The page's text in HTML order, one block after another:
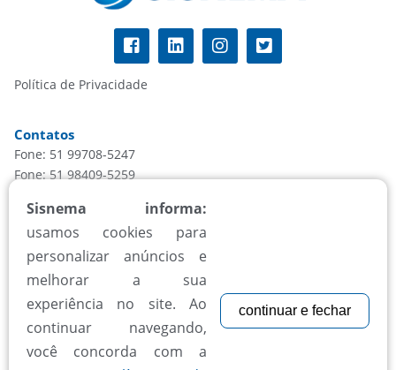
Política de Privacidade
Contatos
Fone: 51 99708-5247
Fone: 51 98409-5259
Segunda à sexta, das 8h às 18h
Aceitamos todos cartões
Sisnema informa:
usamos cookies para
personalizar anúncios e
melhorar a sua
experiência no site. Ao
continuar navegando,
você concorda com a
continuar e fechar